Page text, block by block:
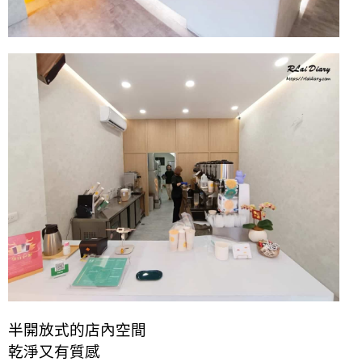
半開放式的店內空間
乾淨又有質感